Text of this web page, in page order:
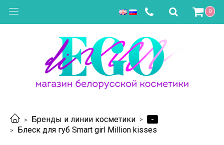
0
Бренды и линии косметики
-
Блеск для губ Smart girl Million kisses